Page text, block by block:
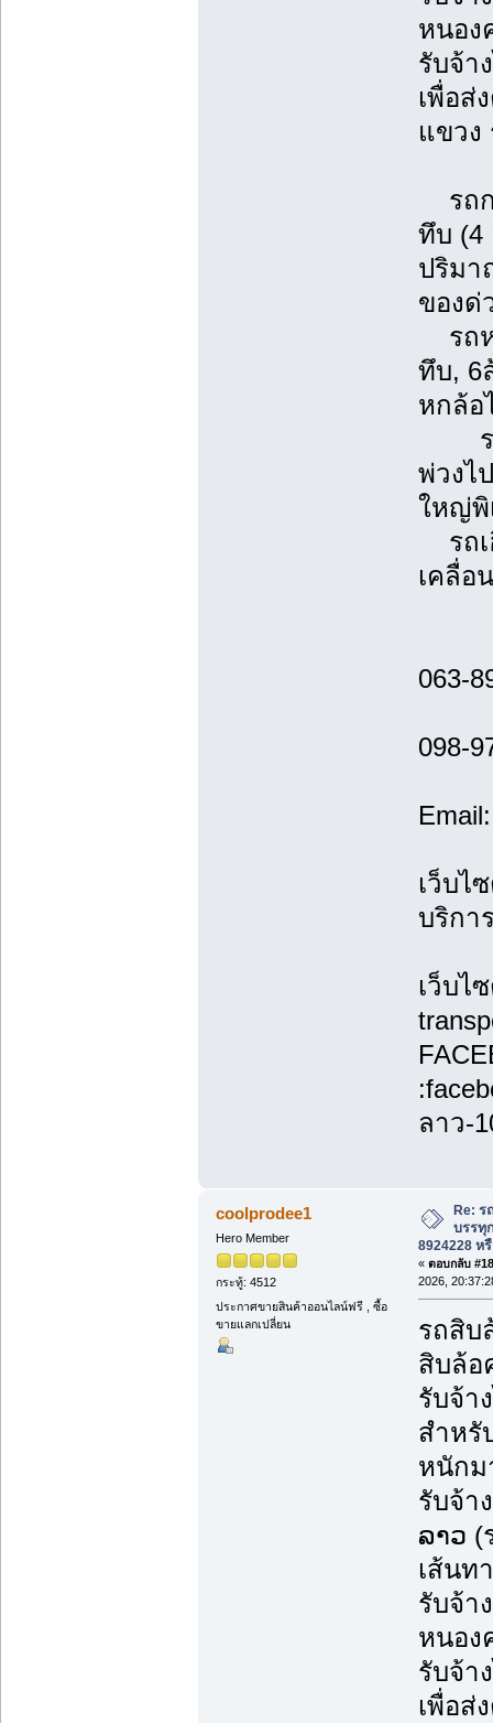
หนอง
รับจ้า
เพื่อส่
แขวง
รถก
ทึบ (4
ปริมา
ของด่
รถห
ทึบ, 6
หกล้อ
รถพ่
พ่วงไ
ใหญ่พิ
รถเ
เคลื่อ
063-
098-
เว็บไ
บริกา
เว็บไ
ลาว-
coolprodee1
Hero Member
กระทู้: 4512
ประกาศขายสินค้าออนไลน์ฟรี , ซื้อ
ขายแลกเปลี่ยน
Re: ร
บรรทุ
8924228 ห
« ตอบกลับ
2026,
รถสิบ
สิบล้อ
รับจ้า
สำหรั
หนักม
รับจ้า
ລາວ (
เส้นท
รับจ้า
หนอง
รับจ้า
เพื่อส่